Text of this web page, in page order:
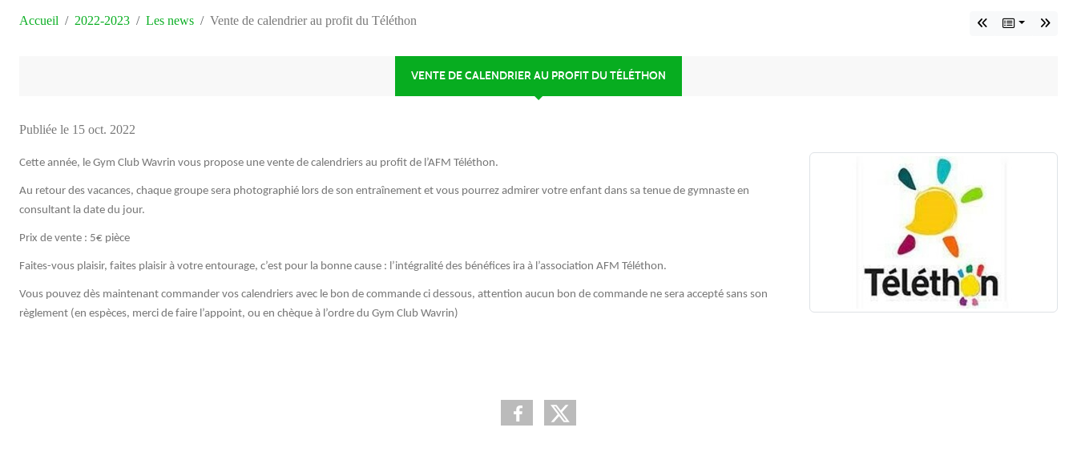
Accueil 2022-2023 Les news Vente de calendrier au profit du Téléthon
VENTE DE CALENDRIER AU PROFIT DU TÉLÉTHON
Publiée le 15 oct. 2022
Cette année, le Gym Club Wavrin vous propose une vente de calendriers au profit de l’AFM Téléthon.
Au retour des vacances, chaque groupe sera photographié lors de son entraînement et vous pourrez admirer votre enfant dans sa tenue de gymnaste en
consultant la date du jour.
Prix de vente : 5€ pièce
Faites-vous plaisir, faites plaisir à votre entourage, c’est pour la bonne cause : l’intégralité des bénéfices ira à l’association AFM Téléthon.
Vous pouvez dès maintenant commander vos calendriers avec le bon de commande ci dessous, attention aucun bon de commande ne sera accepté sans son
règlement (en espèces, merci de faire l’appoint, ou en chèque à l’ordre du Gym Club Wavrin)